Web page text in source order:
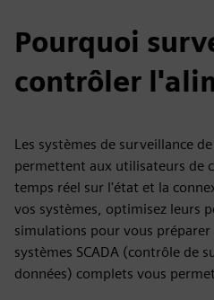
Pourquoi
contrôler
Les systèmes de surveillance
permettent aux utilisateurs de
temps réel sur l'état et la
vos systèmes, optimisez leurs
simulations pour vous
systèmes SCADA (contrôle de
données) complets vous